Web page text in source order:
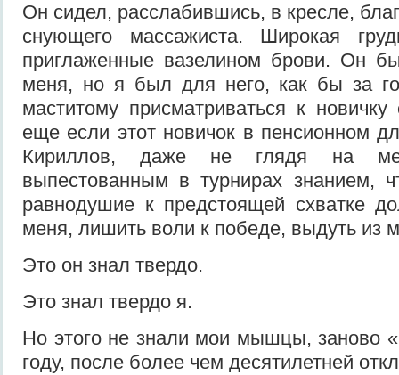
Он сидел, расслабившись, в кресле,
снующего массажиста. Широкая
приглаженные вазелином брови. Он
меня, но я был для него, как бы за
маститому присматриваться к
еще если этот новичок в пенсионном
Кириллов, даже не глядя на
выпестованным в турнирах знанием,
равнодушие к предстоящей схватке
меня, лишить воли к победе, выдуть
Это он знал твердо.
Это знал твердо я.
Но этого не знали мои мышцы, заново
году, после более чем десятилетней